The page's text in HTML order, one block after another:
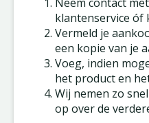
klantenservice óf
Vermeld je
een kopie van je
Voeg, indien
het product en
Wij nemen zo
op over de